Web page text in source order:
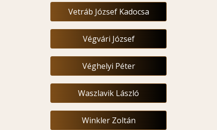
Vetráb József Kadocsa
Végvári József
Véghelyi Péter
Waszlavik László
Winkler Zoltán